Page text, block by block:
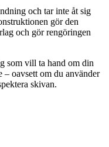
och tar inte åt sig
gör den
och gör rengöringen
som vill ta hand om din
oavsett om du använder
skivan.